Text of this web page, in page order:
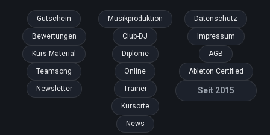
Gutschein
Bewertungen
Kurs-Material
Teamsong
Newsletter
Musikproduktion
Club-DJ
Diplome
Online
Trainer
Kursorte
News
Datenschutz
Impressum
AGB
Ableton Certified
Seit 2015